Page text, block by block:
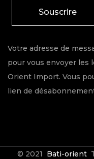
Souscrire
Votre adresse de
pour vous envoyer les
Orient Import. Vous
lien de
© 2021 Bati-orient